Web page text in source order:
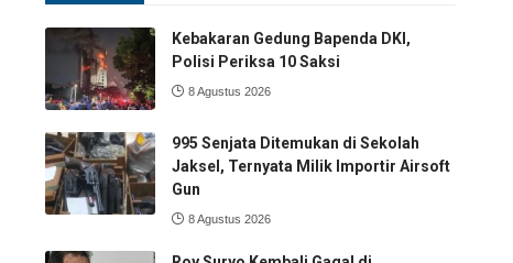
Kebakaran Gedung Bapenda DKI,
Polisi Periksa 10 Saksi
8 Agustus 2026
995 Senjata Ditemukan di Sekolah
Jaksel, Ternyata Milik Importir Airsoft
Gun
8 Agustus 2026